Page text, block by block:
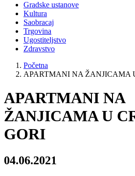
Gradske ustanove
Kultura
Saobracaj
Trgovina
Ugostiteljstvo
Zdravstvo
Početna
APARTMANI NA ŽANJICAMA
APARTMANI NA
ŽANJICAMA U
GORI
04.06.2021